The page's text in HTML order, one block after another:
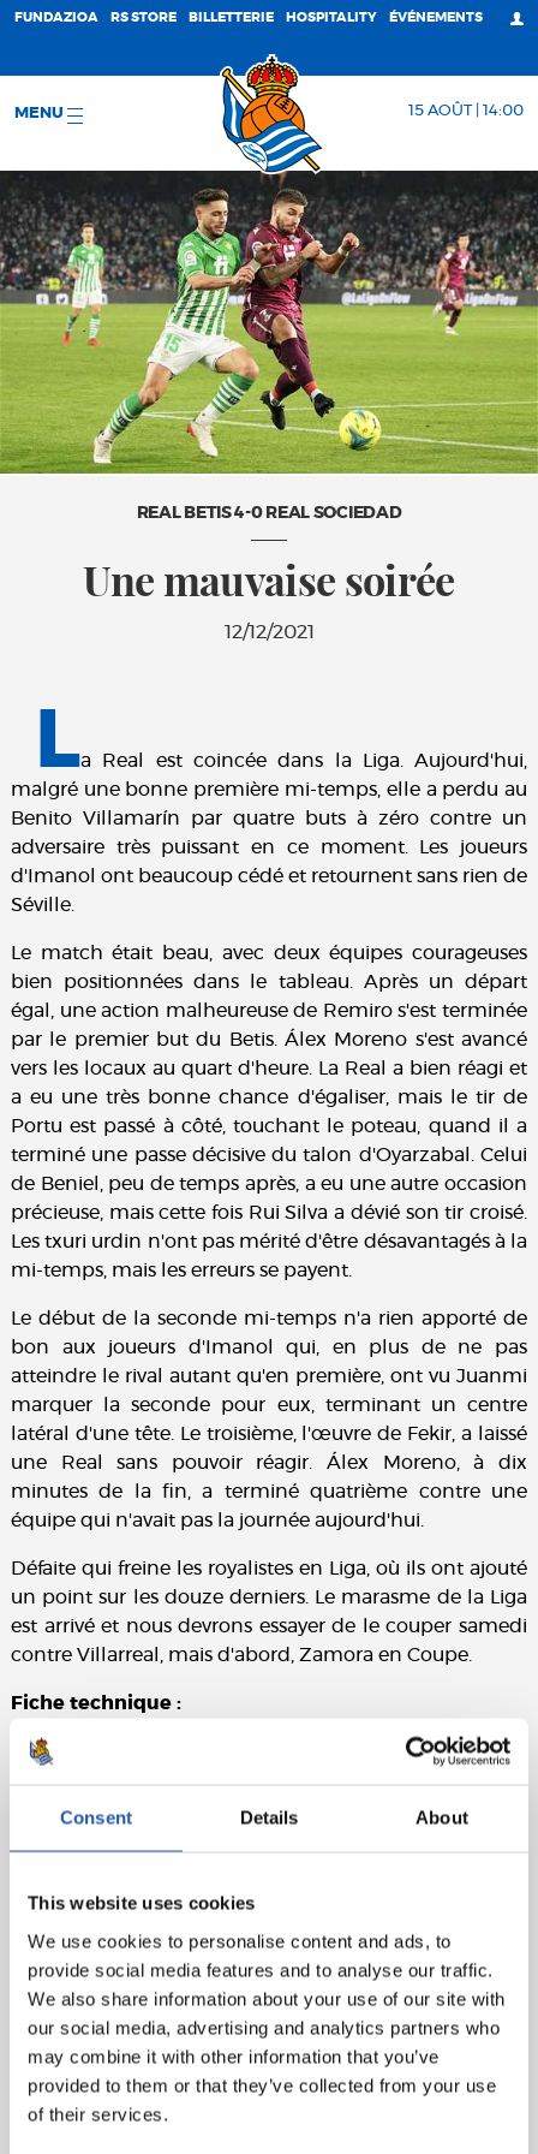
Consent Details About
This website uses cookies
We use cookies to personalise content and ads, to
provide social media features and to analyse our traffic.
We also share information about your use of our site with
our social media, advertising and analytics partners who
may combine it with other information that you’ve
provided to them or that they’ve collected from your use
of their services.
FUNDAZIOA RS STORE BILLETTERIE HOSPITALITY ÉVÉNEMENTS
MENU 15 AOÛT | 14:00
REAL BETIS 4-0 REAL SOCIEDAD
Une mauvaise soirée
12/12/2021
La Real est coincée dans la Liga. Aujourd'hui,
malgré une bonne première mi-temps, elle a perdu au
Benito Villamarín par quatre buts à zéro contre un
adversaire très puissant en ce moment. Les joueurs
d'Imanol ont beaucoup cédé et retournent sans rien de
Séville.
Le match était beau, avec deux équipes courageuses
bien positionnées dans le tableau. Après un départ
égal, une action malheureuse de Remiro s'est terminée
par le premier but du Betis. Álex Moreno s'est avancé
vers les locaux au quart d'heure. La Real a bien réagi et
a eu une très bonne chance d'égaliser, mais le tir de
Portu est passé à côté, touchant le poteau, quand il a
terminé une passe décisive du talon d'Oyarzabal. Celui
de Beniel, peu de temps après, a eu une autre occasion
précieuse, mais cette fois Rui Silva a dévié son tir croisé.
Les txuri urdin n'ont pas mérité d'être désavantagés à la
mi-temps, mais les erreurs se payent.
Le début de la seconde mi-temps n'a rien apporté de
bon aux joueurs d'Imanol qui, en plus de ne pas
atteindre le rival autant qu'en première, ont vu Juanmi
marquer la seconde pour eux, terminant un centre
latéral d'une tête. Le troisième, l'œuvre de Fekir, a laissé
une Real sans pouvoir réagir. Álex Moreno, à dix
minutes de la fin, a terminé quatrième contre une
équipe qui n'avait pas la journée aujourd'hui.
Défaite qui freine les royalistes en Liga, où ils ont ajouté
un point sur les douze derniers. Le marasme de la Liga
est arrivé et nous devrons essayer de le couper samedi
contre Villarreal, mais d'abord, Zamora en Coupe.
Fiche technique :
Real Betis :
Rui Silva, Bellerín, Bartra, Víctor Ruiz, Álex
min.83), Gardé (William Carvalho min.66), Canales,
Real Sociedad :Remiro, Zaldua (Gorosabel, min.63),
Aritz, Le Normand, Aihen, Zubeldia (Turrientes, min.74),
Zubimendi, Barrenetxea (Navarro, min.74), Portu
(Januzaj, min.63), Oyarzabal (casquette) et Isak (Sorloth,
min.74).
Buts :1-0 : Álex Moreno, min.14. 2-0 : Juanmi, min.57. 3-
0 : Fekir, min.66. 4-0 : Álex Moreno, min.79.